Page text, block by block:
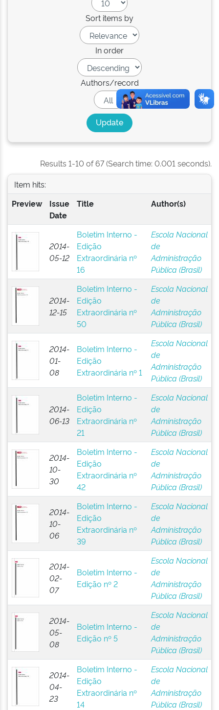
Sort items by
In order
Authors/record
Results 1-10 of 67 (Search time: 0.001 seconds).
Item hits:
Preview
Issue
Date
Title Author(s)
2014-
05-12
Boletim Interno -
Edição
Extraordinária nº
16
Escola Nacional
de
Administração
Pública (Brasil)
2014-
12-15
Boletim Interno -
Edição
Extraordinária nº
50
Escola Nacional
de
Administração
Pública (Brasil)
2014-
01-
08
Boletim Interno -
Edição
Extraordinária nº 1
Escola Nacional
de
Administração
Pública (Brasil)
2014-
06-13
Boletim Interno -
Edição
Extraordinária nº
21
Escola Nacional
de
Administração
Pública (Brasil)
2014-
10-
30
Boletim Interno -
Edição
Extraordinária nº
42
Escola Nacional
de
Administração
Pública (Brasil)
2014-
10-
06
Boletim Interno -
Edição
Extraordinária nº
39
Escola Nacional
de
Administração
Pública (Brasil)
2014-
02-
07
Boletim Interno -
Edição nº 2
Escola Nacional
de
Administração
Pública (Brasil)
2014-
05-
08
Boletim Interno -
Edição nº 5
Escola Nacional
de
Administração
Pública (Brasil)
2014-
04-
23
Boletim Interno -
Edição
Extraordinária nº
14
Escola Nacional
de
Administração
Pública (Brasil)